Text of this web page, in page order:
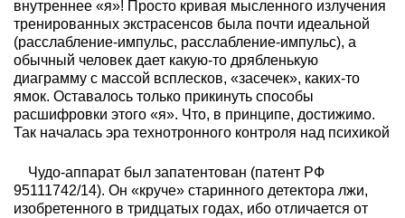
внутреннее «я»! Просто кривая мысленного излучения
тренированных экстрасенсов была почти идеальной
(расслабление-импульс, расслабление-импульс), а
обычный человек дает какую-то дрябленькую
диаграмму с массой всплесков, «засечек», каких-то
ямок. Оставалось только прикинуть способы
расшифровки этого «я». Что, в принципе, достижимо.
Так началась эра технотронного контроля над психикой
Чудо-аппарат был запатентован (патент РФ
95111742/14). Он «круче» старинного детектора лжи,
изобретенного в тридцатых годах, ибо отличается от